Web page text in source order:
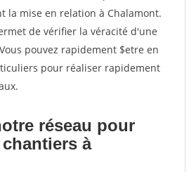
la mise en relation à Chalamont.
de vérifier la véracité d'une
pouvez rapidement $etre en
pour réaliser rapidement
réseau pour
à